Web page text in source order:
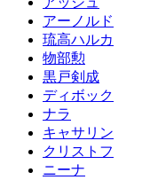
アーノルド
琉高ハルカ
物部勲
黒戸剣成
ディボック
ナラ
キャサリン
クリストフ
ニーナ